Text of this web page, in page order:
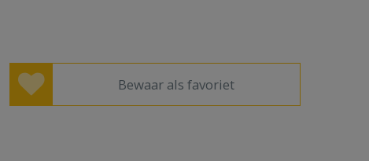
Bewaar als favoriet